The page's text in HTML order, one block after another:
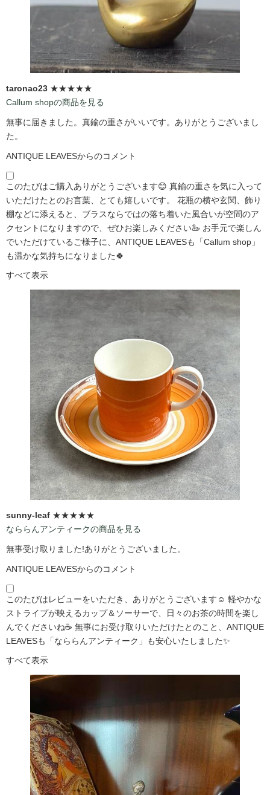
taronao23 ★★★★★
Callum shopの商品を見る
無事に届きました。真鍮の重さがいいです。ありがとうございまし
た。
ANTIQUE LEAVESからのコメント
このたびはご購入ありがとうございます😊 真鍮の重さを気に入って
いただけたとのお言葉、とても嬉しいです。 花瓶の横や玄関、飾り
棚などに添えると、ブラスならではの落ち着いた風合いが空間のア
クセントになりますので、ぜひお楽しみください🦢 お手元で楽しん
でいただけているご様子に、ANTIQUE LEAVESも「Callum shop」
も温かな気持ちになりました🍀
すべて表示
sunny-leaf ★★★★★
なららんアンティークの商品を見る
無事受け取りました!ありがとうございました。
ANTIQUE LEAVESからのコメント
このたびはレビューをいただき、ありがとうございます☺️ 軽やかな
ストライプが映えるカップ＆ソーサーで、日々のお茶の時間を楽し
んでくださいね☕ 無事にお受け取りいただけたとのこと、ANTIQUE
LEAVESも「なららんアンティーク」も安心いたしました✨
すべて表示